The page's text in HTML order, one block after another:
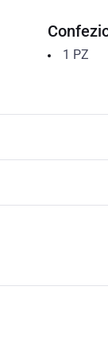
1 PZ